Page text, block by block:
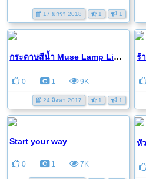
17 มกรา 2018 1 1
กระดาษสีน้ำ Muse Lamp Light, Canson Montval, Canson...
0 1 9K
24 สิงหา 2017 1 1
ร้
Start your way
0 1 7K